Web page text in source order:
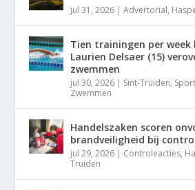
jul 31, 2026 |Advertorial,
Tien trainingen per week
Laurien Delsaer (15)
zwemmen
jul 30, 2026 | Sint-Truiden, Sport
Zwemmen
Handelszaken scoren
brandveiligheid bij
jul 29, 2026 | Controleacties,
Truiden